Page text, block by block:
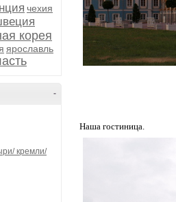
чехия
корея
ярославль
-
кремли/
Наша гостиница.